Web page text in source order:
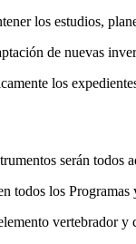
los estudios,
de nuevas
los
serán todos
todos los
vertebrador y